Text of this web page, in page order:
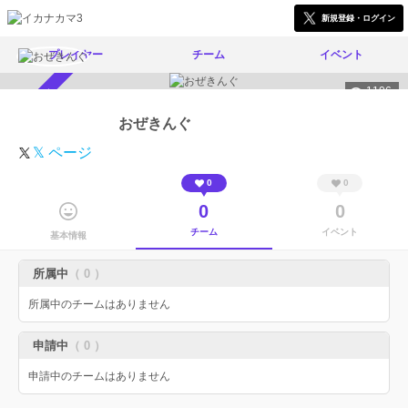
新規登録・ログイン
プレイヤー チーム イベント
1106
おぜきんぐ
𝕏 ページ
基本情報
0
0
チーム
0
0
イベント
所属中 （ 0 ）
所属中のチームはありません
申請中 （ 0 ）
申請中のチームはありません